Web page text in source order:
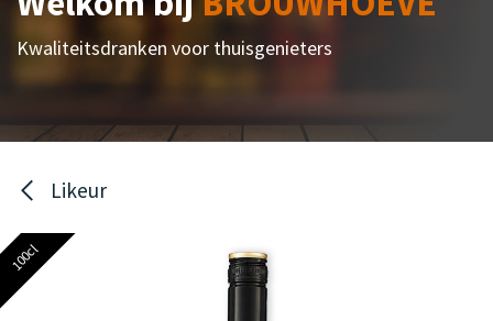
Kwaliteitsdranken voor thuisgenieters
Likeur
100cl